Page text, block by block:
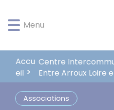
d'accès
rapide
menu
d'accès
rapide
contenu
principal
d'accès
rapide
la
recherche
d'accès
rapide
pied
page
Menu
Accu
eil
Centre
Entre Arroux Loire
Associations